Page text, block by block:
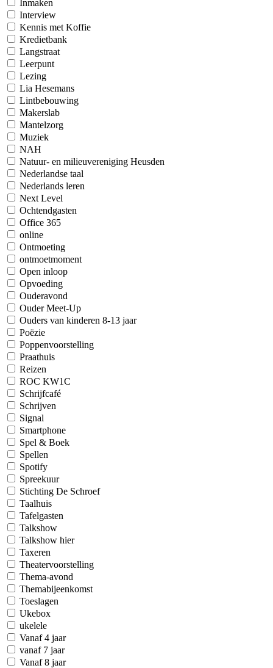
Inmaken
Interview
Kennis met Koffie
Kredietbank
Langstraat
Leerpunt
Lezing
Lia Hesemans
Lintbebouwing
Makerslab
Mantelzorg
Muziek
NAH
Natuur- en milieuvereniging Heusden
Nederlandse taal
Nederlands leren
Next Level
Ochtendgasten
Office 365
online
Ontmoeting
ontmoetmoment
Open inloop
Opvoeding
Ouderavond
Ouder Meet-Up
Ouders van kinderen 8-13 jaar
Poëzie
Poppenvoorstelling
Praathuis
Reizen
ROC KW1C
Schrijfcafé
Schrijven
Signal
Smartphone
Spel & Boek
Spellen
Spotify
Spreekuur
Stichting De Schroef
Taalhuis
Tafelgasten
Talkshow
Talkshow hier
Taxeren
Theatervoorstelling
Thema-avond
Themabijeenkomst
Toeslagen
Ukebox
ukelele
Vanaf 4 jaar
vanaf 7 jaar
Vanaf 8 jaar